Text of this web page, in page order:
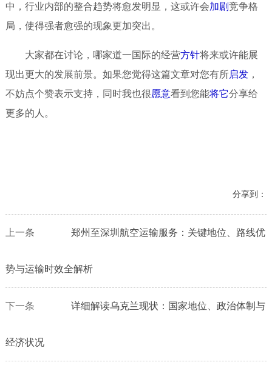
中，行业内部的整合趋势将愈发明显，这或许会加剧竞争格
局，使得强者愈强的现象更加突出。
大家都在讨论，哪家道一国际的经营方针将来或许能展
现出更大的发展前景。如果您觉得这篇文章对您有所启发，
不妨点个赞表示支持，同时我也很愿意看到您能将它分享给
更多的人。
分享到：
上一条 郑州至深圳航空运输服务：关键地位、路线优
势与运输时效全解析
下一条 详细解读乌克兰现状：国家地位、政治体制与
经济状况